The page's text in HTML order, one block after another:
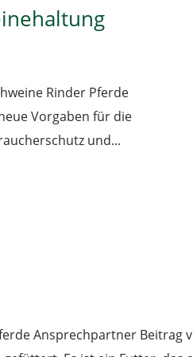
Rinder Pferde
Vorgaben für die
und...
Ansprechpartner Beitrag